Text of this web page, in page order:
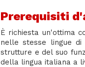
Prerequisiti
È richiesta un'ottima
nelle stesse lingue
strutture e del suo
della lingua italiana a